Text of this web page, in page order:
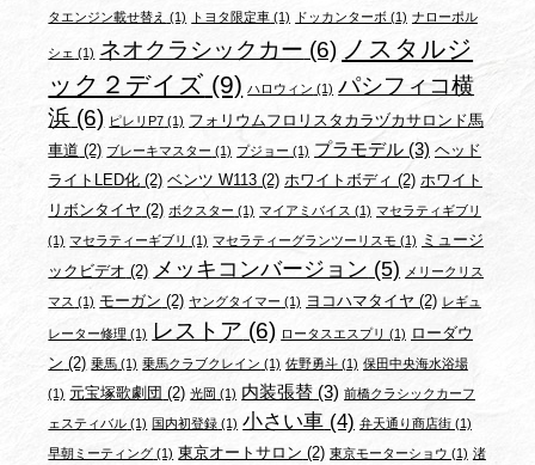
タエンジン載せ替え (1) トヨタ限定車 (1) ドッカンターボ (1) ナローポル
シェ (1) ネオクラシックカー (6) ノスタルジ
ック２デイズ (9) ハロウィン (1) パシフィコ横
浜 (6) ピレリP7 (1) フォリウムフロリスタカラヅカサロンド馬
車道 (2) ブレーキマスター (1) プジョー (1) プラモデル (3) ヘッド
ライトLED化 (2) ベンツ W113 (2) ホワイトボディ (2) ホワイト
リボンタイヤ (2) ボクスター (1) マイアミバイス (1) マセラティギブリ
(1) マセラティーギブリ (1) マセラティーグランツーリスモ (1)
ミュージ
ックビデオ (2) メッキコンバージョン (5) メリークリス
マス (1) モーガン (2) ヤングタイマー (1) ヨコハマタイヤ (2) レギュ
レーター修理 (1) レストア (6) ロータスエスプリ (1) ローダウ
ン (2) 乗馬 (1) 乗馬クラブクレイン (1) 佐野勇斗 (1) 保田中央海水浴場
(1) 元宝塚歌劇団 (2) 光岡 (1) 内装張替 (3) 前橋クラシックカーフ
ェスティバル (1) 国内初登録 (1) 小さい車 (4) 弁天通り商店街(1)
早朝ミーティング (1) 東京オートサロン (2) 東京モーターショウ (1) 渚